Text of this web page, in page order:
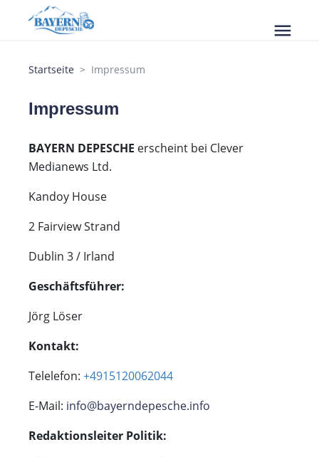
menu
Startseite Impressum
Impressum
BAYERN DEPESCHE erscheint bei Clever
Medianews Ltd.
Kandoy House
2 Fairview Strand
Dublin 3 / Irland
Geschäftsführer:
Jörg Löser
Kontakt:
Telelefon: +4915120062044
E-Mail: info@bayerndepesche.info
Redaktionsleiter Politik: